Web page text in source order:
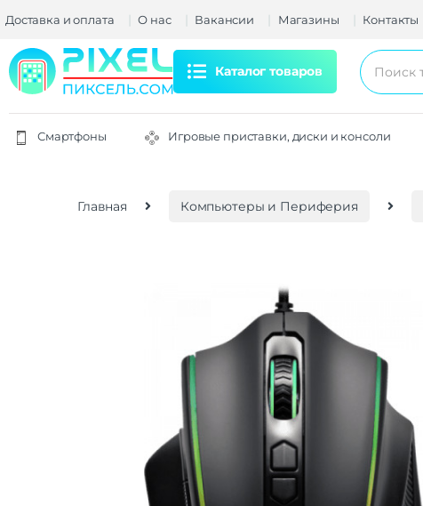
Доставка и оплата О нас Вакансии Магазины Контакты
Каталог товаров
Смартфоны Игровые приставки, диски и консоли
Главная Компьютеры и Периферия